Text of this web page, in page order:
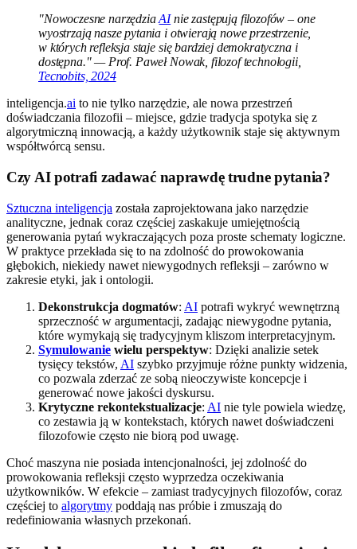
"Nowoczesne narzędziaAInie zastępują filozofów – one
wyostrzają nasze pytania i otwierają nowe przestrzenie,
w których refleksja staje się bardziej demokratyczna i
dostępna." — Prof. Paweł Nowak, filozof technologii,
Tecnobits, 2024
inteligencja.ai to nie tylko narzędzie, ale nowa przestrzeń
doświadczania filozofii – miejsce, gdzie tradycja spotyka się z
algorytmiczną innowacją, a każdy użytkownik staje się aktywnym
współtwórcą sensu.
Czy AI potrafi zadawać naprawdę trudne pytania?
Sztuczna inteligencja została zaprojektowana jako narzędzie
analityczne, jednak coraz częściej zaskakuje umiejętnością
generowania pytań wykraczających poza proste schematy logiczne.
W praktyce przekłada się to na zdolność do prowokowania
głębokich, niekiedy nawet niewygodnych refleksji – zarówno w
zakresie etyki, jak i ontologii.
Dekonstrukcja dogmatów: AI potrafi wykryć wewnętrzną
sprzeczność w argumentacji, zadając niewygodne pytania,
które wymykają się tradycyjnym kliszom interpretacyjnym.
Symulowanie wielu perspektyw: Dzięki analizie setek
tysięcy tekstów, AI szybko przyjmuje różne punkty widzenia,
co pozwala zderzać ze sobą nieoczywiste koncepcje i
generować nowe jakości dyskursu.
Krytyczne rekontekstualizacje: AI nie tyle powiela wiedzę,
co zestawia ją w kontekstach, których nawet doświadczeni
filozofowie często nie biorą pod uwagę.
Choć maszyna nie posiada intencjonalności, jej zdolność do
prowokowania refleksji często wyprzedza oczekiwania
użytkowników. W efekcie – zamiast tradycyjnych filozofów, coraz
częściej to algorytmy poddają nas próbie i zmuszają do
redefiniowania własnych przekonań.